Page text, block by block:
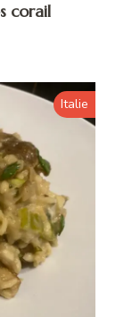
corail
Italie